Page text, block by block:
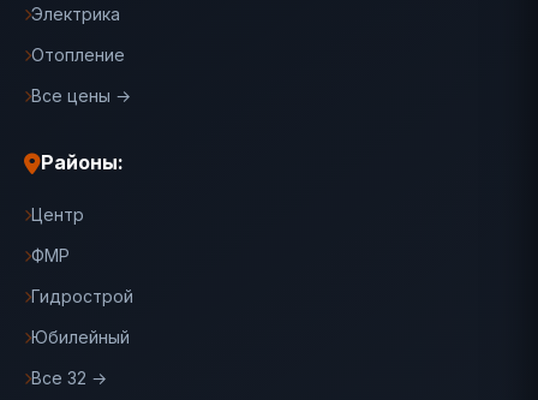
Электрика
Отопление
Все цены →
Районы:
Центр
ФМР
Гидрострой
Юбилейный
Все 32 →